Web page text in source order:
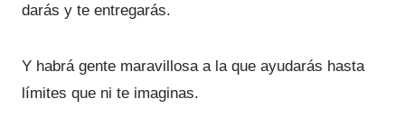
darás y te entregarás.
Y habrá gente maravillosa a la que ayudarás hasta
límites que ni te imaginas.